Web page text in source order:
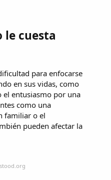
le cuesta
para enfocarse
en sus vidas, como
el entusiasmo por una
como una
familiar o el
pueden afectar la